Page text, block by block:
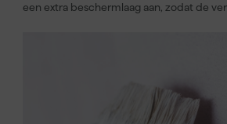
een extra beschermlaag aan, zodat de